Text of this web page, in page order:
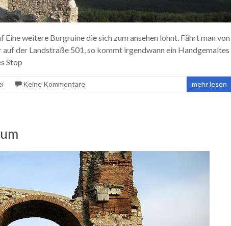
weitere Burgruine die sich zum ansehen lohnt. Fährt man von
der Landstraße 501, so kommt irgendwann ein Handgemaltes
Stop
Keine Kommentare mehr lesen